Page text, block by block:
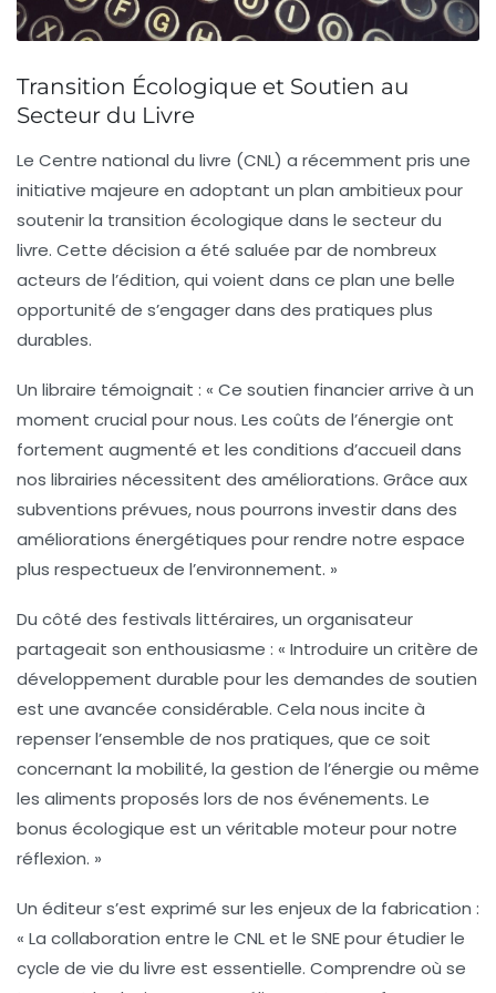
Transition Écologique et Soutien au
Secteur du Livre
Le Centre national du livre (CNL) a récemment pris une
initiative majeure en adoptant un plan ambitieux pour
soutenir la transition écologique dans le secteur du
livre. Cette décision a été saluée par de nombreux
acteurs de l’édition, qui voient dans ce plan une belle
opportunité de s’engager dans des pratiques plus
durables.
Un libraire témoignait : « Ce soutien financier arrive à un
moment crucial pour nous. Les coûts de l’énergie ont
fortement augmenté et les conditions d’accueil dans
nos librairies nécessitent des améliorations. Grâce aux
subventions prévues, nous pourrons investir dans des
améliorations énergétiques pour rendre notre espace
plus respectueux de l’environnement. »
Du côté des festivals littéraires, un organisateur
partageait son enthousiasme : « Introduire un critère de
développement durable pour les demandes de soutien
est une avancée considérable. Cela nous incite à
repenser l’ensemble de nos pratiques, que ce soit
concernant la mobilité, la gestion de l’énergie ou même
les aliments proposés lors de nos événements. Le
bonus écologique est un véritable moteur pour notre
réflexion. »
Un éditeur s’est exprimé sur les enjeux de la fabrication :
« La collaboration entre le CNL et le SNE pour étudier le
cycle de vie du livre est essentielle. Comprendre où se